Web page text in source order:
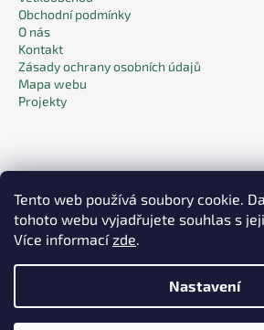
Tento web používá soubory cookie.
tohoto webu vyjadřujete souhlas s
Více informacízde.
Nastavení
Obchodní podmínky
O nás
Kontakt
Zásady ochrany osobních údajů
Mapa webu
Projekty
Facebook